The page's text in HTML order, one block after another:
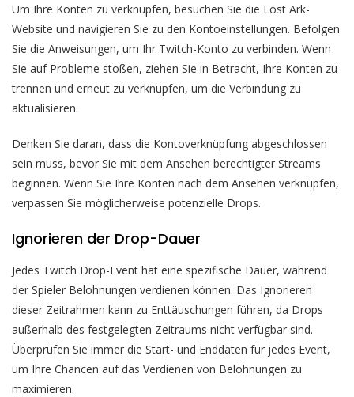
Um Ihre Konten zu verknüpfen, besuchen Sie die Lost Ark-
Website und navigieren Sie zu den Kontoeinstellungen. Befolgen
Sie die Anweisungen, um Ihr Twitch-Konto zu verbinden. Wenn
Sie auf Probleme stoßen, ziehen Sie in Betracht, Ihre Konten zu
trennen und erneut zu verknüpfen, um die Verbindung zu
aktualisieren.
Denken Sie daran, dass die Kontoverknüpfung abgeschlossen
sein muss, bevor Sie mit dem Ansehen berechtigter Streams
beginnen. Wenn Sie Ihre Konten nach dem Ansehen verknüpfen,
verpassen Sie möglicherweise potenzielle Drops.
Ignorieren der Drop-Dauer
Jedes Twitch Drop-Event hat eine spezifische Dauer, während
der Spieler Belohnungen verdienen können. Das Ignorieren
dieser Zeitrahmen kann zu Enttäuschungen führen, da Drops
außerhalb des festgelegten Zeitraums nicht verfügbar sind.
Überprüfen Sie immer die Start- und Enddaten für jedes Event,
um Ihre Chancen auf das Verdienen von Belohnungen zu
maximieren.